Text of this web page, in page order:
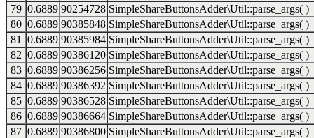
79 0.6889 90254728 SimpleShareButtonsAdder\Util::parse_args( )
80 0.6889 90385848 SimpleShareButtonsAdder\Util::parse_args( )
81
0.6889 90385984 SimpleShareButtonsAdder\Util::parse_args( )
82 0.6889 90386120 SimpleShareButtonsAdder\Util::parse_args( )
83 0.6889 90386256 SimpleShareButtonsAdder\Util::parse_args( )
84 0.6889 90386392 SimpleShareButtonsAdder\Util::parse_args( )
85 0.6889 90386528 SimpleShareButtonsAdder\Util::parse_args( )
86 0.6889 90386664 SimpleShareButtonsAdder\Util::parse_args( )
87 0.6889 90386800 SimpleShareButtonsAdder\Util::parse_args( )